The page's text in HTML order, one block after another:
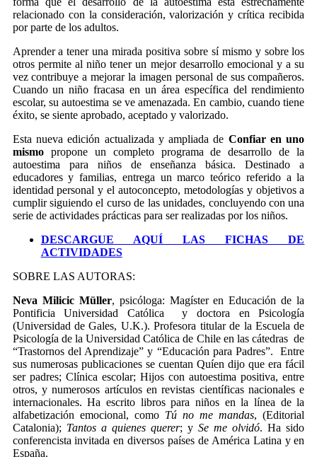
relacionado con la consideración, valorización y crítica recibida
por parte de los adultos.
Aprender a tener una mirada positiva sobre sí mismo y sobre los
otros permite al niño tener un mejor desarrollo emocional y a su
vez contribuye a mejorar la imagen personal de sus compañeros.
Cuando un niño fracasa en un área específica del rendimiento
escolar, su autoestima se ve amenazada. En cambio, cuando tiene
éxito, se siente aprobado, aceptado y valorizado.
Esta nueva edición actualizada y ampliada de Confiar en uno
mismopropone un completo programa de desarrollo de la
autoestima para niños de enseñanza básica. Destinado a
educadores y familias, entrega un marco teórico referido a la
identidad personal y el autoconcepto, metodologías y objetivos a
cumplir siguiendo el curso de las unidades, concluyendo con una
serie de actividades prácticas para ser realizadas por los niños.
DESCARGUE AQUÍ LAS FICHAS DE
ACTIVIDADES
SOBRE LAS AUTORAS:
Neva Milicic Müller, psicóloga: Magíster en Educación de la
Pontificia Universidad Católica y doctora en Psicología
(Universidad de Gales, U.K.). Profesora titular de la Escuela de
Psicología de la Universidad Católica de Chile en las cátedras de
“Trastornos del Aprendizaje” y “Educación para Padres”. Entre
sus numerosas publicaciones se cuentan Quíen dijo que era fácil
ser padres; Clínica escolar; Hijos con autoestima positiva, entre
otros, y numerosos artículos en revistas científicas nacionales e
internacionales. Ha escrito libros para niños en la línea de la
alfabetización emocional, como Tú no me mandas, (Editorial
Catalonia); Tantos a quienes querer; ySe me olvidó. Ha sido
conferencista invitada en diversos países de América Latina y en
España.